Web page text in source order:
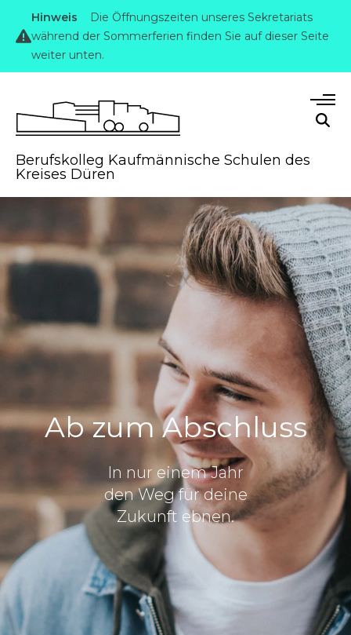
Hinweis
Die Öffnungszeiten unseres Sekretariats
während der Sommerferien finden Sie auf dieser Seite
weiter unten.
Berufskolleg Kaufmännische Schulen des
Kreises Düren
Ab zum Abschluss
In nur einem Jahr
den Weg für deine
Zukunft ebnen.